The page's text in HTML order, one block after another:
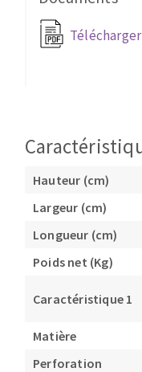
Hauteur (cm)
Largeur (cm)
Longueur (cm)
Poids net (Kg)
Caractéristique 1
Matière
Perforation